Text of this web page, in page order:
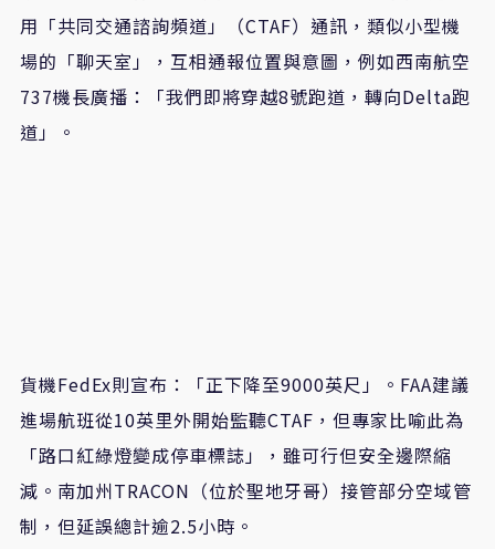
用「共同交通諮詢頻道」（CTAF）通訊，類似小型機
場的「聊天室」，互相通報位置與意圖，例如西南航空
737機長廣播：「我們即將穿越8號跑道，轉向Delta跑
道」。
貨機FedEx則宣布：「正下降至9000英尺」。FAA建議
進場航班從10英里外開始監聽CTAF，但專家比喻此為
「路口紅綠燈變成停車標誌」，雖可行但安全邊際縮
減。南加州TRACON（位於聖地牙哥）接管部分空域管
制，但延誤總計逾2.5小時。